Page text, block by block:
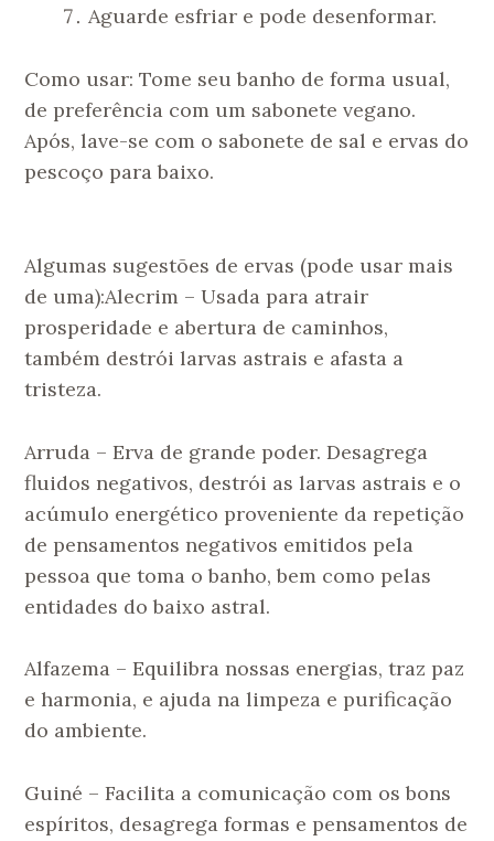
Aguarde esfriar e pode desenformar.
Como usar: Tome seu banho de forma usual,
de preferência com um sabonete vegano.
Após, lave-se com o sabonete de sal e ervas do
pescoço para baixo.
Algumas sugestões de ervas (pode usar mais
de uma):Alecrim – Usada para atrair
prosperidade e abertura de caminhos,
também destrói larvas astrais e afasta a
tristeza.
Arruda – Erva de grande poder. Desagrega
fluidos negativos, destrói as larvas astrais e o
acúmulo energético proveniente da repetição
de pensamentos negativos emitidos pela
pessoa que toma o banho, bem como pelas
entidades do baixo astral.
Alfazema – Equilibra nossas energias, traz paz
e harmonia, e ajuda na limpeza e purificação
do ambiente.
Guiné – Facilita a comunicação com os bons
espíritos, desagrega formas e pensamentos de